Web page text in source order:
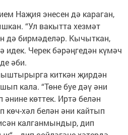
Наҗия энесен дә караган,
“Ул вакытта хезмәт
дә бирмәделәр. Кычыткан,
Черек бәрәңгедән күмәч
әби.
киткән җирдән
кала. “Төне буе дәү әни
көттек. Иртә белән
көч-хәл белән әни кайтып
калганмындыр, дип